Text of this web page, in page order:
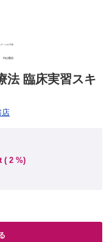
臨床実習スキ
店
( 2 %)